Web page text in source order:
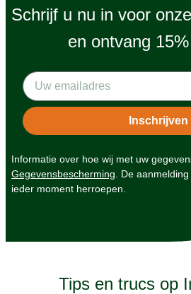
Schrijf u nu in voor onze
en ontvang
Informatie over hoe wij met uw
Gegevensbescherming . De
ieder moment herroepen.
Tips en trucs op